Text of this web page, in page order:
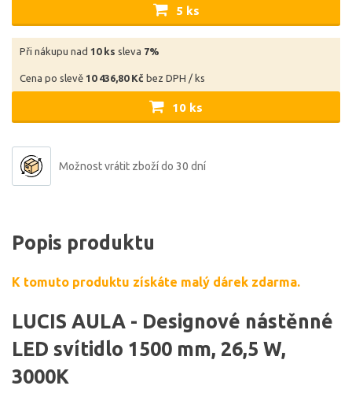
5 ks
Při nákupu nad 10 ks sleva 7%
Cena po slevě 10 436,80 Kč bez DPH / ks
10 ks
Možnost vrátit zboží do 30 dní
Popis produktu
K tomuto produktu získáte malý dárek zdarma.
LUCIS AULA - Designové nástěnné
LED svítidlo 1500 mm, 26,5 W,
3000K